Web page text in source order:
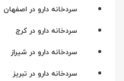
سردخانه دارو در اصفهان
سردخانه دارو در کرج
سردخانه دارو در شیراز
سردخانه دارو در تبریز